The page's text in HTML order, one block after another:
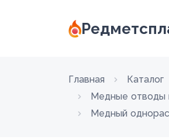
Главная Каталог
Медные отводы
Медный